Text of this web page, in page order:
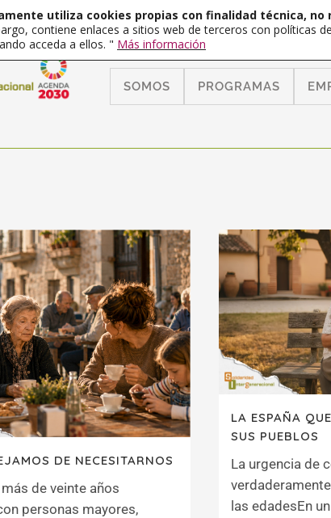
SOMOS PROGRAMAS
DE NECESITARNOS
de veinte años
personas mayores,
LA ESPAÑA
SUS PUEBLOS
La urgencia de
las edadesEn
utiliza cookies propias con finalidad técnica,
contiene enlaces a sitios web de terceros con políticas
acceda a ellos. " Más información